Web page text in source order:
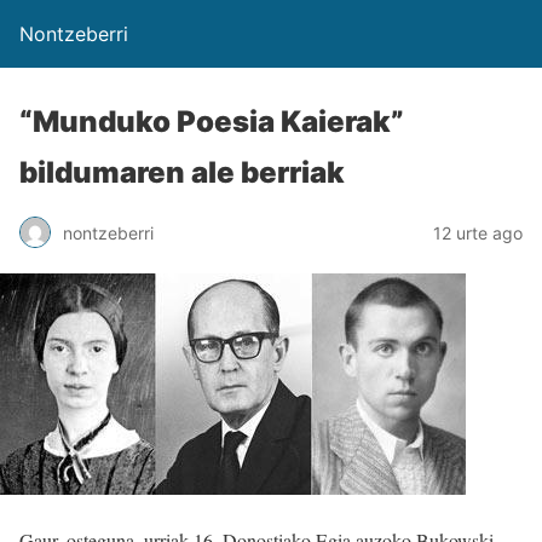
Nontzeberri
“Munduko Poesia Kaierak”
bildumaren ale berriak
nontzeberri 12 urte ago